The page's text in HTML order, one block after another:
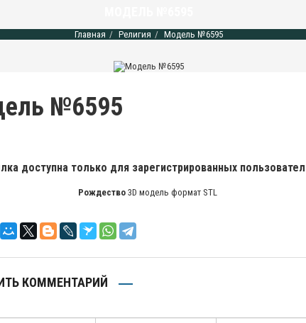
Главная Религия Модель №6595
№6595
доступна только для зарегистрированных
Рождество 3D модель формат STL
КОММЕНТАРИЙ